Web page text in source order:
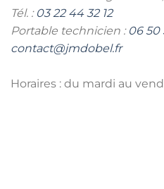
Tél. : 03 22 44 32 12
Portable technicien : 06 50
contact@jmdobel.fr
Horaires : du mardi au